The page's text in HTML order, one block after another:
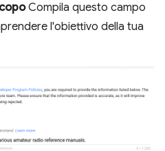
Compila questo campo
l'obiettivo della tua